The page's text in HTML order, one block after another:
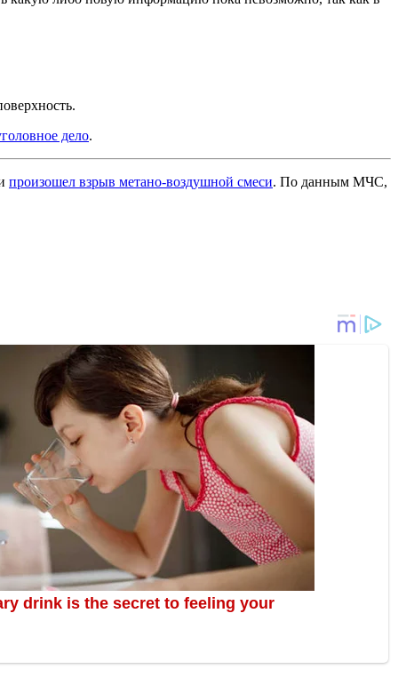
дело.
произошел взрыв метано-воздушной смеси. По данным МЧС,